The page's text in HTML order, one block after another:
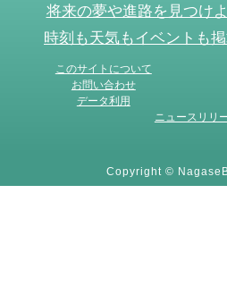
将来の夢や進路を見つけ
時刻も天気もイベントも
このサイトについて
お問い合わせ
データ利用
ニュースリリ
Copyright ©